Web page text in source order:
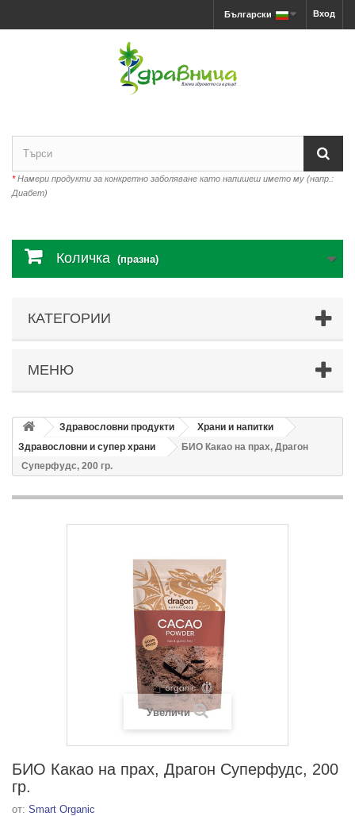
Вход
Български
*Намери продукти за конкретно заболяване като напишеш името му (напр.:
Диабет)
Количка (празна)
КАТЕГОРИИ
МЕНЮ
Здравословни продукти
Храни и напитки
Здравословни и супер храни
БИО Какао на прах, Драгон
Суперфудс, 200 гр.
Увеличи
БИО Какао на прах, Драгон Суперфудс, 200
гр.
от: Smart Organic